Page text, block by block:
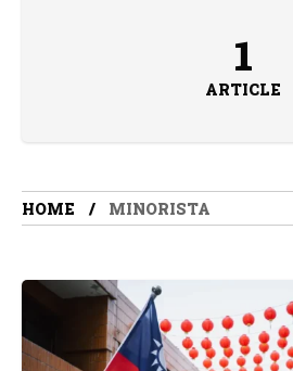
1
ARTICLE
HOME MINORISTA